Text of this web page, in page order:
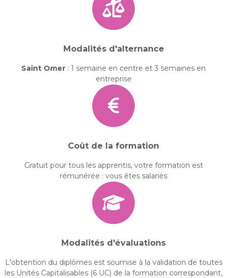
Modalités d'alternance
Saint Omer : 1 semaine en centre et 3 semaines en
entreprise
Coût de la formation
Gratuit pour tous les apprentis, votre formation est
rémunérée : vous êtes salariés
Modalités d'évaluations
L'obtention du diplômes est soumise à la validation de toutes
les Unités Capitalisables (6 UC) de la formation correspondant,